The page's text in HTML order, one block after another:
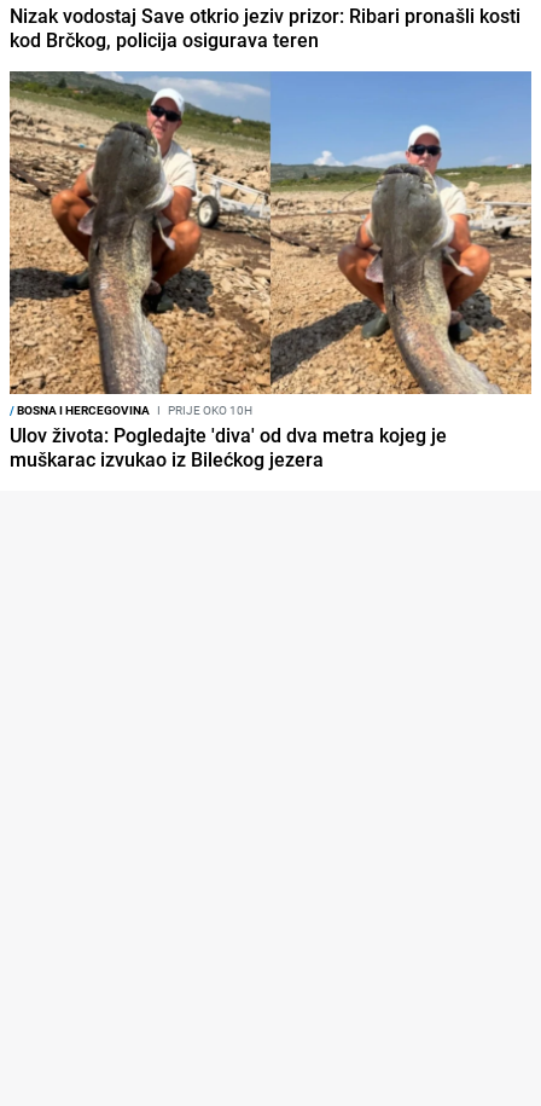
Nizak vodostaj Save otkrio jeziv prizor: Ribari pronašli kosti
kod Brčkog, policija osigurava teren
/BOSNA I HERCEGOVINA I PRIJE OKO 10H
Ulov života: Pogledajte 'diva' od dva metra kojeg je
muškarac izvukao iz Bilećkog jezera